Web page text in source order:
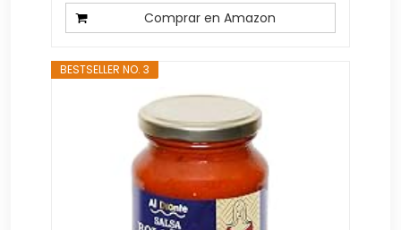
Comprar en Amazon
BESTSELLER NO. 3